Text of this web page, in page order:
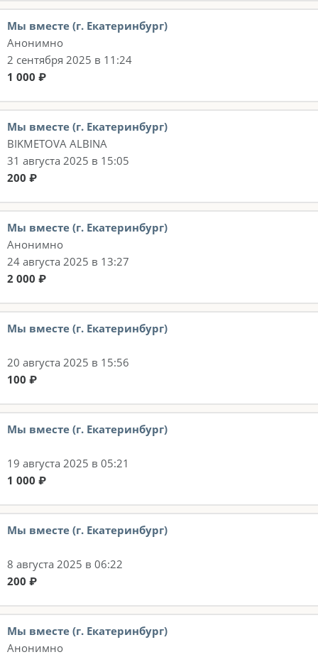
Мы вместе (г. Екатеринбург)
Анонимно
2 сентября 2025 в 11:24
1 000 ₽
Мы вместе (г. Екатеринбург)
BIKMETOVA ALBINA
31 августа 2025 в 15:05
200 ₽
Мы вместе (г. Екатеринбург)
Анонимно
24 августа 2025 в 13:27
2 000 ₽
Мы вместе (г. Екатеринбург)
20 августа 2025 в 15:56
100 ₽
Мы вместе (г. Екатеринбург)
19 августа 2025 в 05:21
1 000 ₽
Мы вместе (г. Екатеринбург)
8 августа 2025 в 06:22
200 ₽
Мы вместе (г. Екатеринбург)
Анонимно